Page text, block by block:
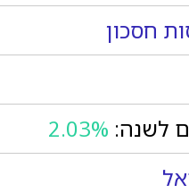
חסכון
לשנה: 2.03%